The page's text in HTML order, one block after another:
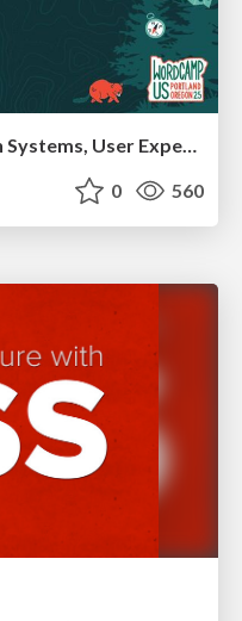
Building Experiences: Design Systems, User Experience, and Full Site Editing
0 560